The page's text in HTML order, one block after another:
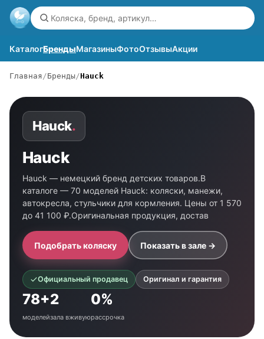
КаталогБрендыМагазиныФотоОтзывыАкции
Главная Бренды Hauck
Hauck.
Hauck
Hauck — немецкий бренд детских товаров.В
каталоге — 70 моделей Hauck: коляски, манежи,
автокресла, стульчики для кормления. Цены от 1 570
до 41 100 ₽.Оригинальная продукция, достав
Подобрать коляску Показать в зале →
Официальный продавец Оригинал и гарантия
78+
моделей
2
зала вживую
0%
рассрочка